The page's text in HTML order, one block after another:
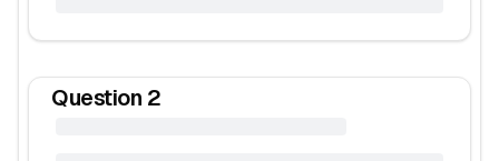
Question 2